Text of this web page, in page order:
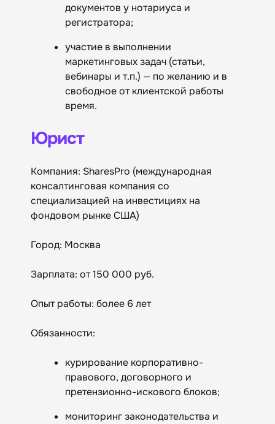
документов у нотариуса и
регистратора;
участие в выполнении
маркетинговых задач (статьи,
вебинары и т.п.) — по желанию и в
свободное от клиентской работы
время.
Юрист
Компания: SharesPro (международная
консалтинговая компания со
специализацией на инвестициях на
фондовом рынке США)
Город: Москва
Зарплата: от 150 000 руб.
Опыт работы: более 6 лет
Обязанности:
курирование корпоративно-
правового, договорного и
претензионно-искового блоков;
мониторинг законодательства и